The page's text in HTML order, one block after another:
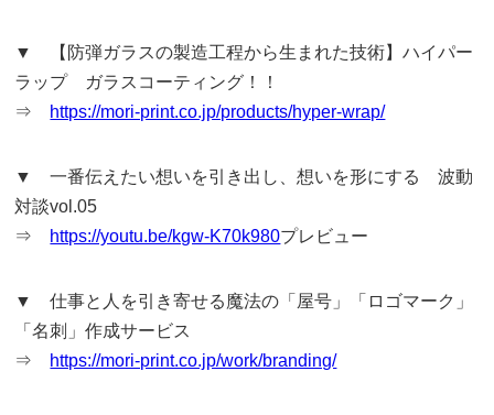
▼ 【防弾ガラスの製造工程から生まれた技術】ハイパー
ラップ ガラスコーティング！！
⇒ https://mori-print.co.jp/products/hyper-wrap/
▼ 一番伝えたい想いを引き出し、想いを形にする 波動
対談vol.05
⇒ https://youtu.be/kgw-K70k980プレビュー
▼ 仕事と人を引き寄せる魔法の「屋号」「ロゴマーク」
「名刺」作成サービス
⇒ https://mori-print.co.jp/work/branding/